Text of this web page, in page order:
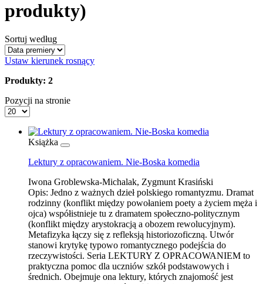
produkty)
Sortuj według
Ustaw kierunek rosnący
Produkty: 2
Pozycji na stronie
Książka
Lektury z opracowaniem. Nie-Boska komedia
Iwona Groblewska-Michalak, Zygmunt Krasiński
Opis: Jedno z ważnych dzieł polskiego romantyzmu. Dramat
rodzinny (konflikt między powołaniem poety a życiem męża i
ojca) współistnieje tu z dramatem społeczno-politycznym
(konflikt między arystokracją a obozem rewolucyjnym).
Metafizyka łączy się z refleksją historiozoficzną. Utwór
stanowi krytykę typowo romantycznego podejścia do
rzeczywistości. Seria LEKTURY Z OPRACOWANIEM to
praktyczna pomoc dla uczniów szkół podstawowych i
średnich. Obejmuje ona lektury, których znajomość jest